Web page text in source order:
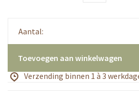
Aantal:
Toevoegen aan winkelwagen
Verzending binnen 1 à 3 werkdagen